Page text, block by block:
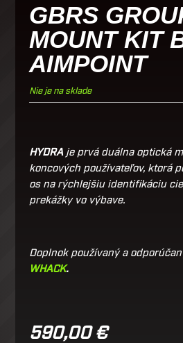
GBRS
MOUNT KIT
AIMPOINT
Nie je na sklade
HYDRA je prvá duálna optická
koncových používateľov, ktorá
os na rýchlejšiu identifikáciu
prekážky vo výbave.
Doplnok používaný a
WHACK.
590,00€